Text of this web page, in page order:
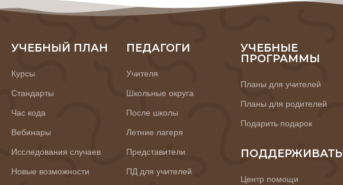
УЧЕБНЫЙ ПЛАН
Курсы
Стандарты
Час кода
Вебинары
Исследования случаев
Новые возможности
ПЕДАГОГИ
Учителя
Школьные округа
После школы
Летние лагеря
Представители
ПД для учителей
УЧЕБНЫЕ
ПРОГРАММЫ
Планы для учителей
Планы для родителей
Подарить подарок
ПОДДЕРЖИВАТЬ
Центр помощи